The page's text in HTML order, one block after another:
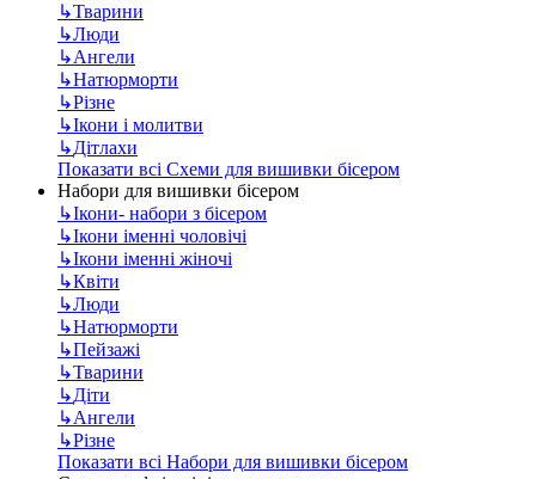
↳Тварини
↳Люди
↳Ангели
↳Натюрморти
↳Різне
↳Ікони і молитви
↳Дітлахи
Показати всі Схеми для вишивки бісером
Набори для вишивки бісером
↳Ікони- набори з бісером
↳Ікони іменні чоловічі
↳Ікони іменні жіночі
↳Квіти
↳Люди
↳Натюрморти
↳Пейзажі
↳Тварини
↳Діти
↳Ангели
↳Різне
Показати всі Набори для вишивки бісером